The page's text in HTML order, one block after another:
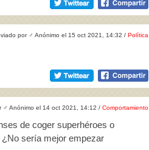
por ♂ Anónimo el 15 oct 2021, 14:32 / Política
♂ Anónimo el 14 oct 2021, 14:12 / Comportamiento
de coger superhéroes o
sería mejor empezar